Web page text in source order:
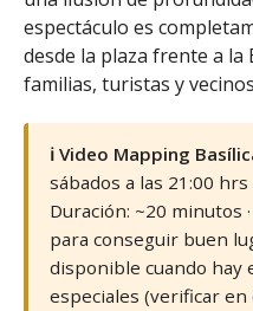
espectáculo es
desde la plaza frente a la
familias, turistas y
ℹ️ Video Mapping
sábados a las 21:00 hrs
Duración: ~20 minutos
para conseguir buen
disponible cuando hay
especiales (verificar en